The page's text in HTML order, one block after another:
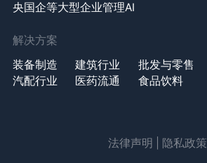
央国企等大型企业管理AI
解决方案
装备制造
建筑行业 批发与零售
汽配行业
医药流通 食品饮料
法律声明 隐私政策